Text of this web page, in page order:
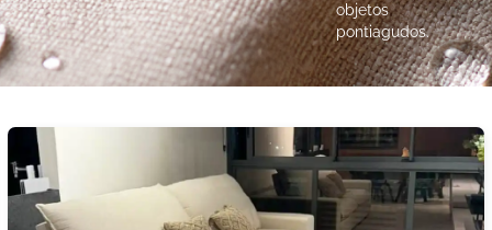
objetos
pontiagudos.